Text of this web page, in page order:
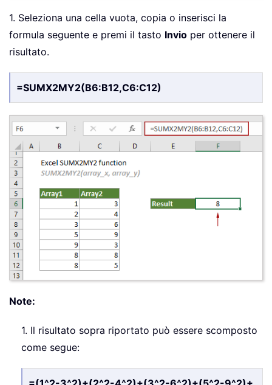
1. Seleziona una cella vuota, copia o inserisci la
formula seguente e premi il tasto Invio per ottenere il
risultato.
=SUMX2MY2(B6:B12,C6:C12)
Note:
1. Il risultato sopra riportato può essere scomposto
come segue: